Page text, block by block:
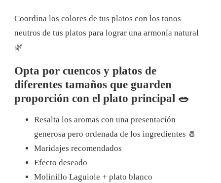
Coordina los colores de tus platos con los tonos
neutros de tus platos para lograr una armonía natural
🌿
Opta por cuencos y platos de
diferentes tamaños que guarden
proporción con el plato principal 🥗
Resalta los aromas con una presentación
generosa pero ordenada de los ingredientes 🧂
Maridajes recomendados
Efecto deseado
Molinillo Laguiole + plato blanco